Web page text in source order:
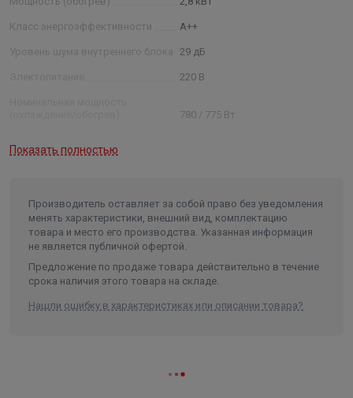
Класс энергоэффективности А++
Уровень шума внутреннего блока 29 дБ
220 В
780 / 775 Вт
(ШхВхГ)
Вес нетто/брутто внутреннего
блока
9 кг
Вес нетто/брутто внешнего
блока
26,5 кг
Диаметр труб (жидкость/газ) 1/4"-3/8"
Показать полностью
Производитель оставляет за собой право без уведомления
менять характеристики, внешний вид, комплектацию
товара и место его производства. Указанная информация
не является публичной офертой.
Предложение по продаже товара действительно в течение
срока наличия этого товара на складе.
Нашли ошибку в характеристиках или описании товара?